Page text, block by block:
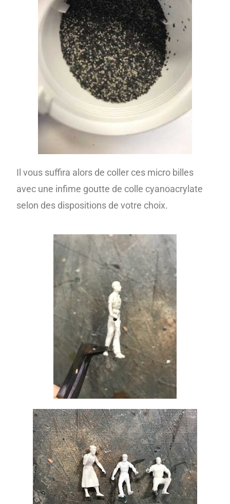
Il vous suffira alors de coller ces micro billes
avec une infime goutte de colle cyanoacrylate
selon des dispositions de votre choix.